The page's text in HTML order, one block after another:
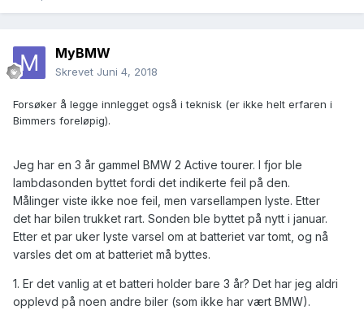
MyBMW
Skrevet Juni 4, 2018
Forsøker å legge innlegget også i teknisk (er ikke helt erfaren i
Bimmers foreløpig).
Jeg har en 3 år gammel BMW 2 Active tourer. I fjor ble
lambdasonden byttet fordi det indikerte feil på den.
Målinger viste ikke noe feil, men varsellampen lyste. Etter
det har bilen trukket rart. Sonden ble byttet på nytt i januar.
Etter et par uker lyste varsel om at batteriet var tomt, og nå
varsles det om at batteriet må byttes.
1. Er det vanlig at et batteri holder bare 3 år? Det har jeg aldri
opplevd på noen andre biler (som ikke har vært BMW).